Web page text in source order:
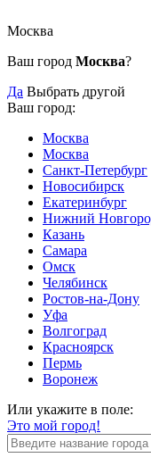
Москва
Ваш город Москва?
Да Выбрать другой
Ваш город:
Москва
Москва
Санкт-Петербург
Новосибирск
Екатеринбург
Нижний
Казань
Самара
Омск
Челябинск
Ростов-на-Дону
Уфа
Волгоград
Красноярск
Пермь
Воронеж
Или укажите в поле:
Это мой город!